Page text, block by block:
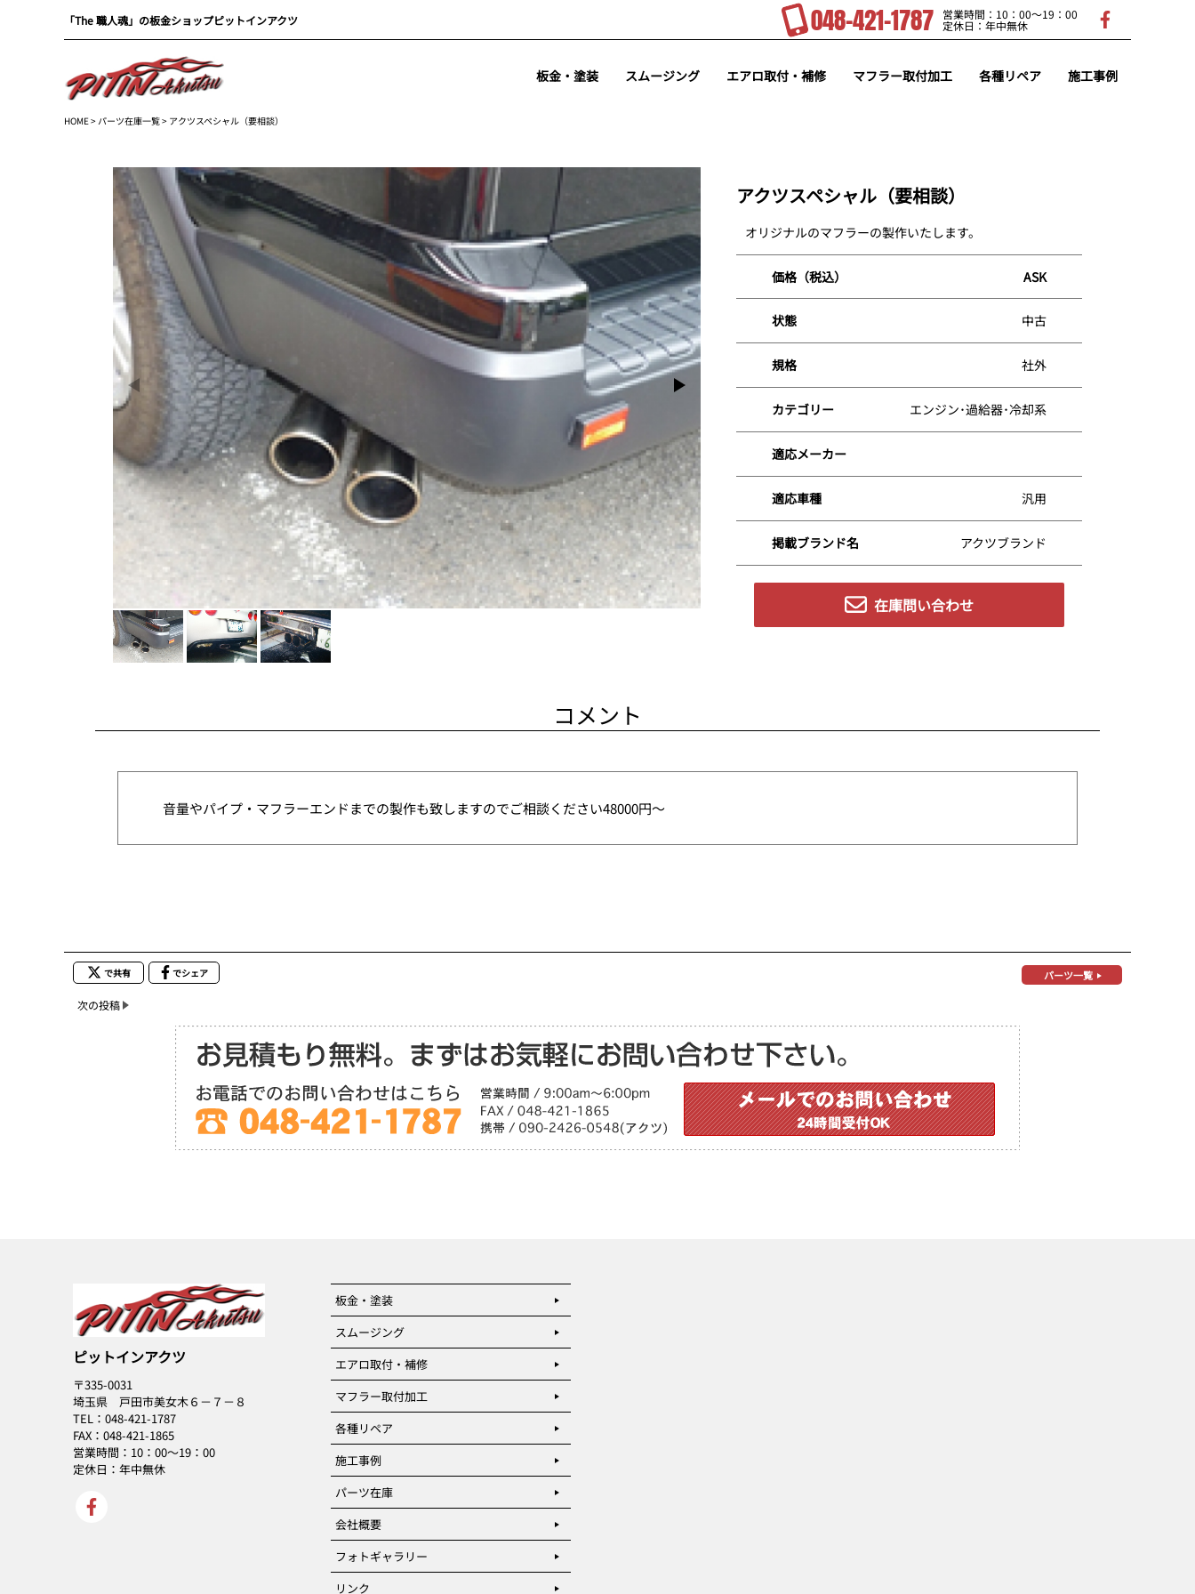
「The 職人魂」の板金ショップピットインアクツ 048-421-1787 営業時間：10：00～19：00
定休日：年中無休
板金・塗装 スムージング エアロ取付・補修 マフラー取付加工 各種リペア 施工事例
HOME>パーツ在庫一覧> アクツスペシャル（要相談）
アクツスペシャル（要相談）
オリジナルのマフラーの製作いたします。
価格（税込） ASK
状態 中古
規格 社外
カテゴリー エンジン･過給器･冷却系
適応メーカー
適応車種 汎用
掲載ブランド名 アクツブランド
在庫問い合わせ
コメント
音量やパイプ・マフラーエンドまでの製作も致しますのでご相談ください48000円〜
で共有 でシェア パーツ一覧
次の投稿
ピットインアクツ
〒335-0031
埼玉県 戸田市美女木６－７－８
TEL：048-421-1787
FAX：048-421-1865
営業時間：10：00～19：00
定休日：年中無休
板金・塗装
スムージング
エアロ取付・補修
マフラー取付加工
各種リペア
施工事例
パーツ在庫
会社概要
フォトギャラリー
リンク